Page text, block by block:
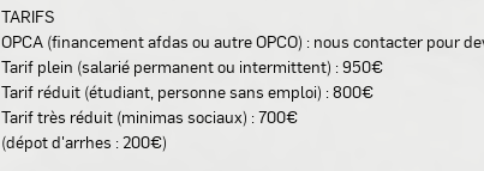
TARIFS
OPCA (financement afdas ou autre OPCO) : nous contacter pour
Tarif plein (salarié permanent ou intermittent) : 950€
Tarif réduit (étudiant, personne sans emploi) : 800€
Tarif très réduit (minimas sociaux) : 700€
(dépot d'arrhes : 200€)